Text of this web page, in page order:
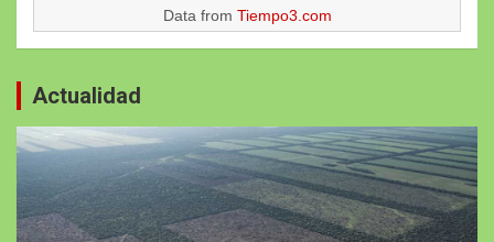
Data from Tiempo3.com
Actualidad